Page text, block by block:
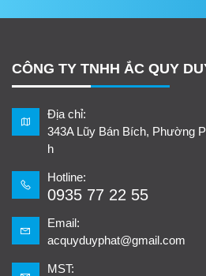
CÔNG TY TNHH ẮC QUY
Địa chỉ:
343A Lũy Bán Bích, Phường
h
Hotline:
0935 77 22 55
Email:
acquyduyphat@gmail.com
MST: